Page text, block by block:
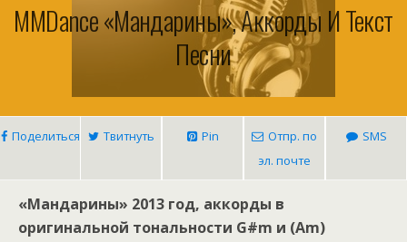
MMDance «Мандарины», Аккорды И Текст
Песни
Поделиться Твитнуть Pin
Отпр. по
эл. почте
SMS
«Мандарины» 2013 год, аккорды в
оригинальной тональности G#m и (Am)